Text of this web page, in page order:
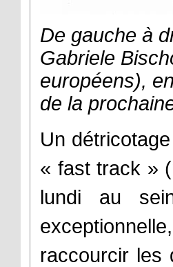
De gauche à
Gabriele
européens),
de la
Un
« fast track »
lundi au
raccourcir les